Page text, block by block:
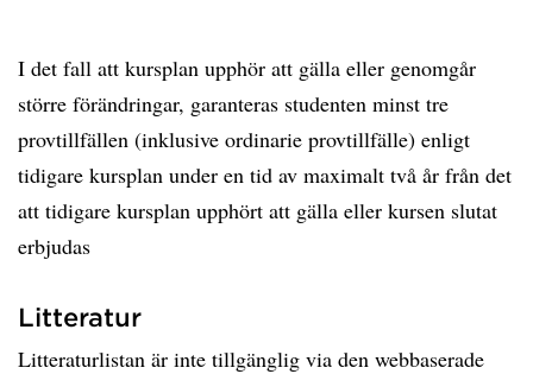
I det fall att kursplan upphör att gälla eller genomgår
större förändringar, garanteras studenten minst tre
provtillfällen (inklusive ordinarie provtillfälle) enligt
tidigare kursplan under en tid av maximalt två år från det
att tidigare kursplan upphört att gälla eller kursen slutat
erbjudas
Litteratur
Litteraturlistan är inte tillgänglig via den webbaserade